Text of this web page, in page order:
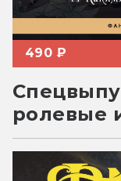
490 ₽
ролевые